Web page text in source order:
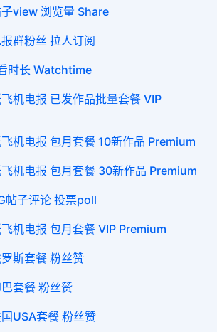
view 浏览量 Share
群粉丝 拉人订阅
时长 Watchtime
机电报 已发作品批量套餐 VIP
机电报 包月套餐 10新作品 Premium
机电报 包月套餐 30新作品 Premium
帖子评论 投票poll
机电报 包月套餐 VIP Premium
斯套餐 粉丝赞
套餐 粉丝赞
USA套餐 粉丝赞